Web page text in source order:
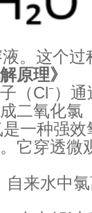
。这个过
原理》
（Cl⁻）
二氧化氯
是一种强
它穿透微
自来水中